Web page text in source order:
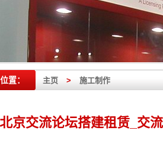
置： 主页 > 施工制作
北京交流论坛搭建租赁_交